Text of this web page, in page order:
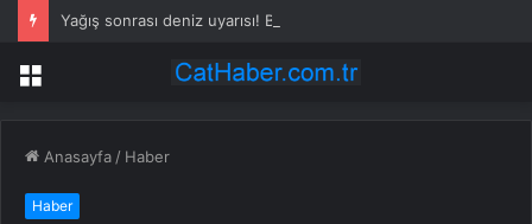
Menü
Anasayfa / Haber
Haber